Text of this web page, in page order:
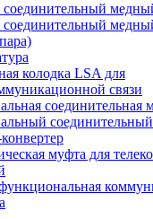
соединительный
соединительный
колодка LSA для
связи
соединительная
соединительный
муфта для